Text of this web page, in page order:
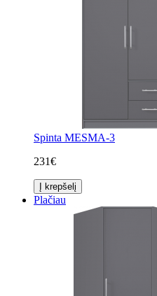
Spinta MESMA-3
231€
Į krepšelį
Plačiau